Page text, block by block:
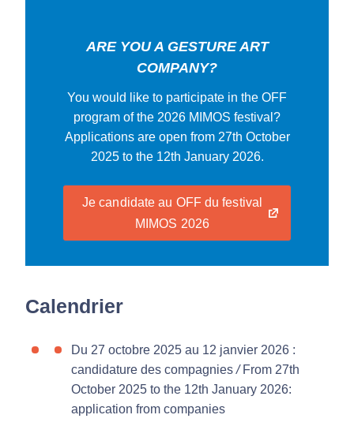
ARE YOU A GESTURE ART
COMPANY?
You would like to participate in the OFF
program of the 2026 MIMOS festival?
Applications are open from 27th October
2025 to the 12th January 2026.
Je candidate au OFF du festival
MIMOS 2026
Calendrier
Du 27 octobre 2025 au 12 janvier 2026 :
candidature des compagnies/ From 27th
October 2025 to the 12th January 2026:
application from companies